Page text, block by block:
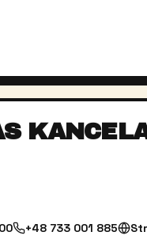
+48 733 001 885